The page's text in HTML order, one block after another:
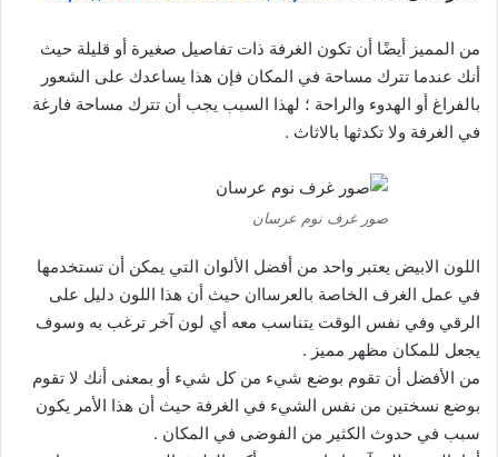
من المميز أيضًا أن تكون الغرفة ذات تفاصيل صغيرة أو قليلة حيث
أنك عندما تترك مساحة في المكان فإن هذا يساعدك على الشعور
بالفراغ أو الهدوء والراحة ؛ لهذا السبب يجب أن تترك مساحة فارغة
في الغرفة ولا تكدثها بالاثاث .
صور غرف نوم عرسان
اللون الابيض يعتبر واحد من أفضل الألوان التي يمكن أن تستخدمها
في عمل الغرف الخاصة بالعرساان حيث أن هذا اللون دليل على
الرقي وفي نفس الوقت يتناسب معه أي لون آخر ترغب به وسوف
يجعل للمكان مظهر مميز .
من الأفضل أن تقوم بوضع شيء من كل شيء أو بمعنى أنك لا تقوم
بوضع نسختين من نفس الشيء في الغرفة حيث أن هذا الأمر يكون
سبب في حدوث الكثير من الفوضى في المكان .